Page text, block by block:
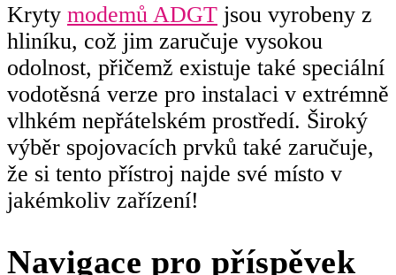
Kryty modemů ADGT jsou vyrobeny z
hliníku, což jim zaručuje vysokou
odolnost, přičemž existuje také speciální
vodotěsná verze pro instalaci v extrémně
vlhkém nepřátelském prostředí. Široký
výběr spojovacích prvků také zaručuje,
že si tento přístroj najde své místo v
jakémkoliv zařízení!
Navigace pro příspěvek